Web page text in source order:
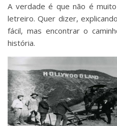
A verdade é que não é
letreiro. Quer dizer,
fácil, mas encontrar o
história.